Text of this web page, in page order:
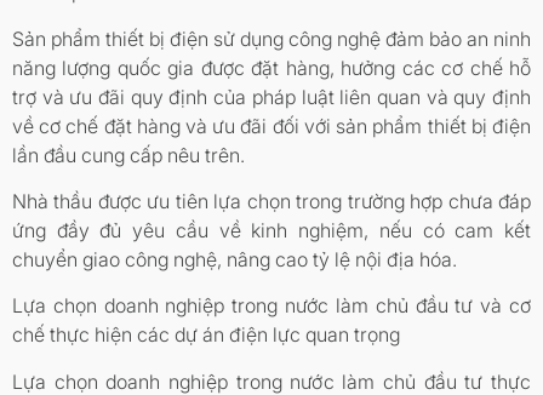
Sản phẩm thiết bị điện sử dụng công nghệ đảm bảo an ninh
năng lượng quốc gia được đặt hàng, hưởng các cơ chế hỗ
trợ và ưu đãi quy định của pháp luật liên quan và quy định
về cơ chế đặt hàng và ưu đãi đối với sản phẩm thiết bị điện
lần đầu cung cấp nêu trên.
Nhà thầu được ưu tiên lựa chọn trong trường hợp chưa đáp
ứng đầy đủ yêu cầu về kinh nghiệm, nếu có cam kết
chuyển giao công nghệ, nâng cao tỷ lệ nội địa hóa.
Lựa chọn doanh nghiệp trong nước làm chủ đầu tư và cơ
chế thực hiện các dự án điện lực quan trọng
Lựa chọn doanh nghiệp trong nước làm chủ đầu tư thực